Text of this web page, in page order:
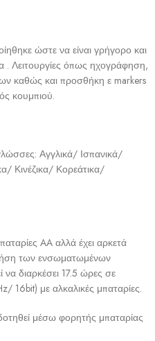
ώστε να είναι γρήγορο και
. Λειτουργίες όπως ηχογράφηση,
καθώς και προσθήκη ε markers
κουμπιού.
Αγγλικά/ Ισπανικά/
Κινέζικα/ Κορεάτικα/
AA αλλά έχει αρκετά
των ενσωματωμένων
διαρκέσει 17.5 ώρες σε
16bit) με αλκαλικές μπαταρίες.
μέσω φορητής μπαταρίας